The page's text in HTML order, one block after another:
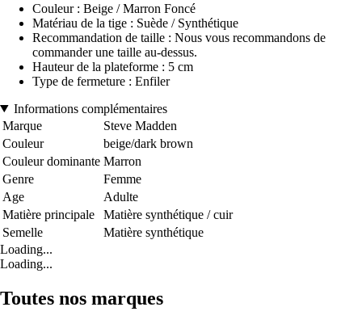
Couleur : Beige / Marron Foncé
Matériau de la tige : Suède / Synthétique
Recommandation de taille : Nous vous recommandons de
commander une taille au-dessus.
Hauteur de la plateforme : 5 cm
Type de fermeture : Enfiler
Informations complémentaires
Marque
Steve Madden
Couleur
beige/dark brown
Couleur dominante Marron
Genre
Femme
Age
Adulte
Matière principale
Matière synthétique / cuir
Semelle
Matière synthétique
Loading...
Loading...
Toutes nos marques